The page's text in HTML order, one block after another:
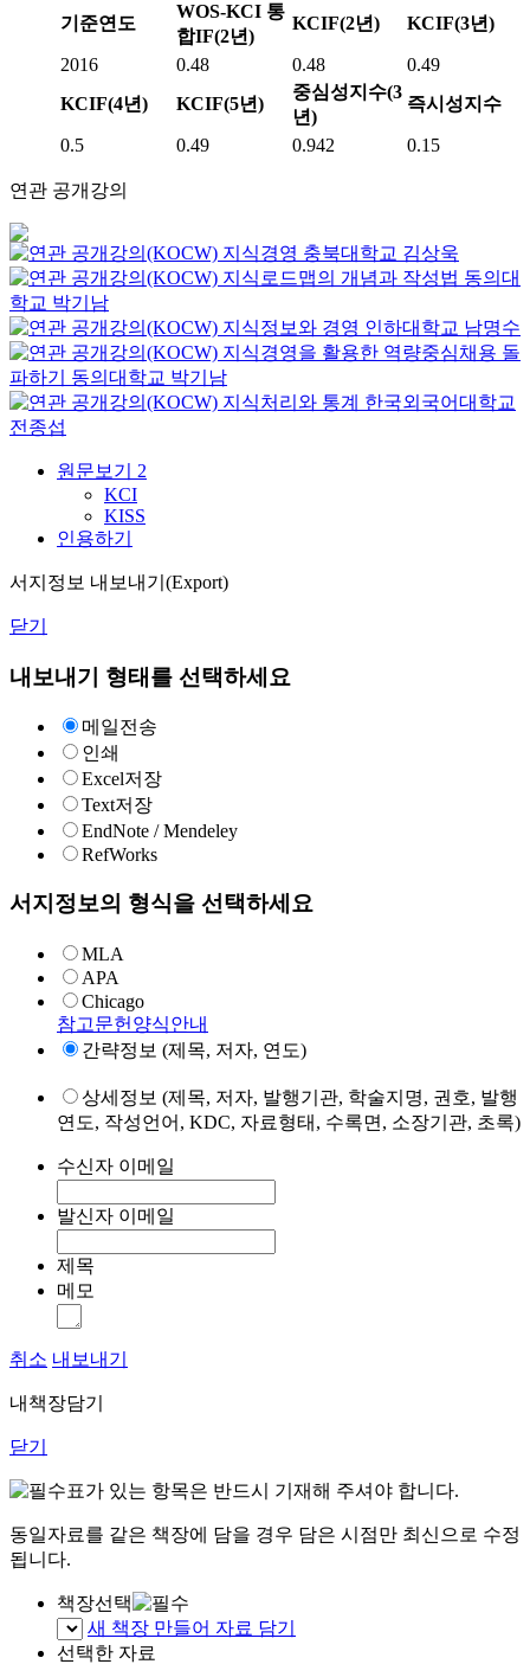
기준연도
WOS-KCI 통
합IF(2년)
KCIF(2년) KCIF(3년)
2016 0.48 0.48
0.49
KCIF(4년)
KCIF(5년)
중심성지수(3
년)
즉시성지수
0.5 0.49 0.942 0.15
연관 공개강의
지식경영 충북대학교 김상욱
지식로드맵의 개념과 작성법 동의대
학교 박기남
지식정보와 경영 인하대학교 남명수
지식경영을 활용한 역량중심채용 돌
파하기
동의대학교 박기남
지식처리와 통계 한국외국어대학교
전종섭
원문보기 2
KCI
KISS
인용하기
서지정보 내보내기(Export)
닫기
내보내기 형태를 선택하세요
메일전송
인쇄
Excel저장
Text저장
EndNote / Mendeley
RefWorks
서지정보의 형식을 선택하세요
MLA
APA
Chicago
참고문헌양식안내
간략정보 (제목, 저자, 연도)
상세정보 (제목, 저자, 발행기관, 학술지명, 권호, 발행
연도, 작성언어, KDC, 자료형태, 수록면, 소장기관, 초록)
수신자 이메일
발신자 이메일
제목
메모
취소 내보내기
내책장담기
닫기
표가 있는 항목은 반드시 기재해 주셔야 합니다.
동일자료를 같은 책장에 담을 경우 담은 시점만 최신으로 수정
됩니다.
책장선택
새 책장 만들어 자료 담기
선택한 자료